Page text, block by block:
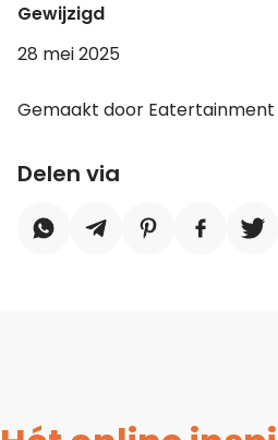
Gewijzigd
28 mei 2025
Gemaakt door Eatertainment
Delen via